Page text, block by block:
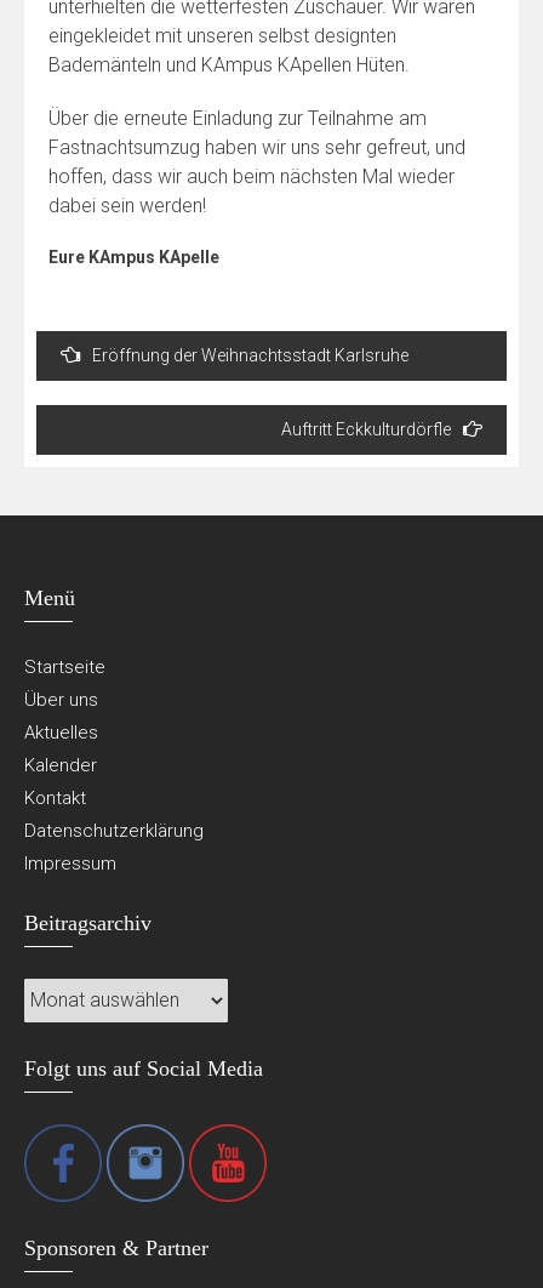
unterhielten die wetterfesten Zuschauer. Wir waren
eingekleidet mit unseren selbst designten
Bademänteln und KAmpus KApellen Hüten.
Über die erneute Einladung zur Teilnahme am
Fastnachtsumzug haben wir uns sehr gefreut, und
hoffen, dass wir auch beim nächsten Mal wieder
dabei sein werden!
Eure KAmpus KApelle
Beitragsnavigation
Eröffnung der Weihnachtsstadt Karlsruhe
Auftritt Eckkulturdörfle
Menü
Startseite
Über uns
Aktuelles
Kalender
Kontakt
Datenschutzerklärung
Impressum
Beitragsarchiv
Beitragsarchiv
Folgt uns auf Social Media
Sponsoren & Partner